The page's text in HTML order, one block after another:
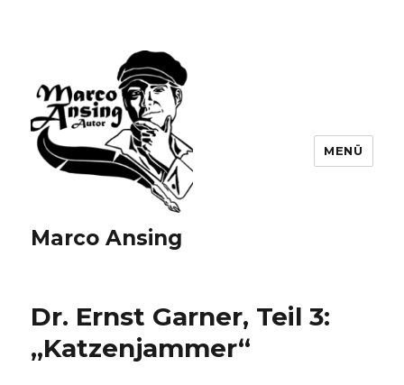
Marco Ansing
MENÜ
Dr. Ernst Garner, Teil 3:
„Katzenjammer“